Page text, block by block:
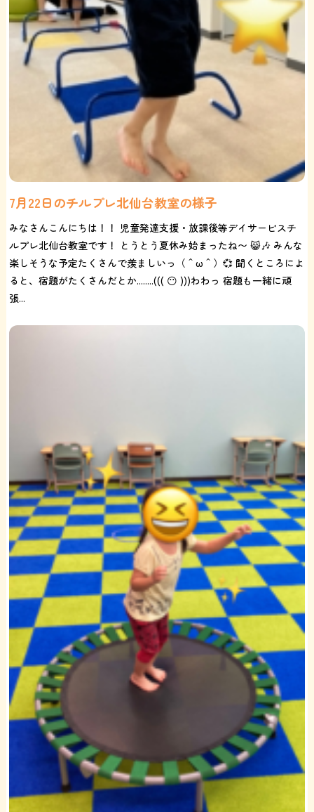
7月22日のチルプレ北仙台教室の様子
みなさんこんにちは！！ 児童発達支援・放課後等デイサービスチ
ルプレ北仙台教室です！ とうとう夏休み始まったね〜 😸🎶 みんな
楽しそうな予定たくさんで羨ましいっ（＾ω＾）💞 聞くところによ
ると、宿題がたくさんだとか........((( 😶 )))わわっ 宿題も一緒に頑
張...